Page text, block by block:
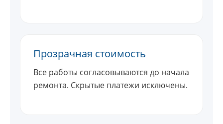
Прозрачная стоимость
Все работы согласовываются до начала
ремонта. Скрытые платежи исключены.